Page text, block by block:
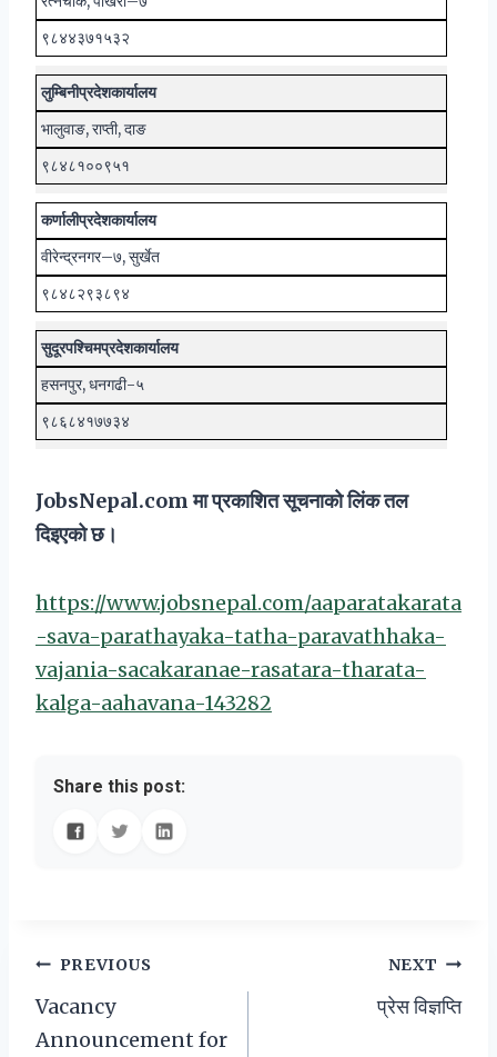
९८४४३७१५३२
लुम्बिनीप्रदेशकार्यालय
भालुवाङ, राप्ती, दाङ
९८४८१००९५१
कर्णालीप्रदेशकार्यालय
वीरेन्द्रनगर–७, सुर्खेत
९८४८२९३८९४
सुदूरपश्चिमप्रदेशकार्यालय
हसनपुर, धनगढी-५
९८६८४१७७३४
JobsNepal.com मा प्रकाशित सूचनाको लिंक तल
दिइएको छ।
https://www.jobsnepal.com/aaparatakarata
-sava-parathayaka-tatha-paravathhaka-
vajania-sacakaranae-rasatara-tharata-
kalga-aahavana-143282
Share this post:
Post
navigation
PREVIOUS
Vacancy
Announcement for
NEXT
प्रेस विज्ञप्ति